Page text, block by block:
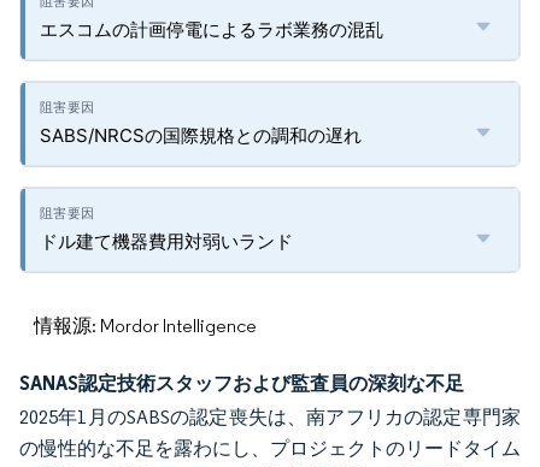
エスコムの計画停電によるラボ業務の混乱
SABS/NRCSの国際規格との調和の遅れ
ドル建て機器費用対弱いランド
情報源: Mordor Intelligence
SANAS認定技術スタッフおよび監査員の深刻な不足
2025年1月のSABSの認定喪失は、南アフリカの認定専門家
の慢性的な不足を露わにし、プロジェクトのリードタイム